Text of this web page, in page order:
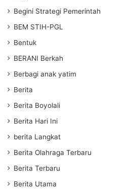
Begini Strategi Pemerintah
BEM STIH-PGL
Bentuk
BERANI Berkah
Berbagi anak yatim
Berita
Berita Boyolali
Berita Hari Ini
berita Langkat
Berita Olahraga Terbaru
Berita Terbaru
Berita Utama